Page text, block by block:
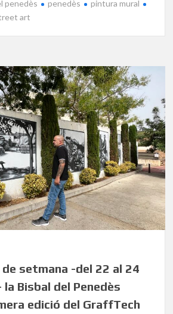
penedès penedès
pintura mural
art
setmana -del 22 al 24
Bisbal del Penedès
edició del GraffTech